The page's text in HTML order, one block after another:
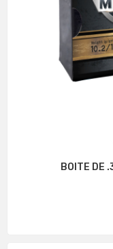
BOITE DE